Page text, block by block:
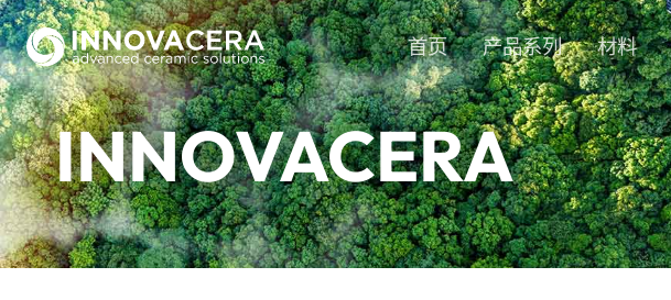
首页 产品系列 材料
INNOVACERA